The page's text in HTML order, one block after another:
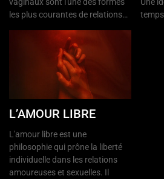
vaginaux sont l'une des formes
les plus courantes de relations…
Une
L’AMOUR LIBRE
L'amour libre est une
philosophie qui prône la liberté
individuelle dans les relations
amoureuses et sexuelles. Il